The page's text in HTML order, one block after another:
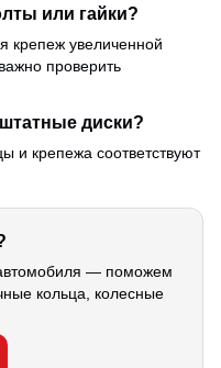
или гайки?
крепеж увеличенной
проверить
диски?
и крепежа соответствуют
— поможем
кольца, колесные